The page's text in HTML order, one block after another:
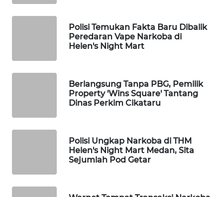
Polisi Temukan Fakta Baru Dibalik
Peredaran Vape Narkoba di
Helen's Night Mart
Berlangsung Tanpa PBG, Pemilik
Property 'Wins Square' Tantang
Dinas Perkim Cikataru
Polisi Ungkap Narkoba di THM
Helen's Night Mart Medan, Sita
Sejumlah Pod Getar
WATCH